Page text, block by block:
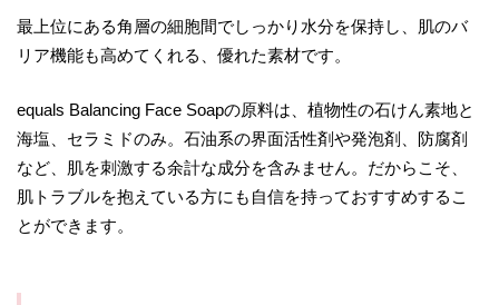
最上位にある角層の細胞間でしっかり水分を保持し、肌のバ
リア機能も高めてくれる、優れた素材です。
equals Balancing Face Soapの原料は、植物性の石けん素地と
海塩、セラミドのみ。石油系の界面活性剤や発泡剤、防腐剤
など、肌を刺激する余計な成分を含みません。だからこそ、
肌トラブルを抱えている方にも自信を持っておすすめするこ
とができます。